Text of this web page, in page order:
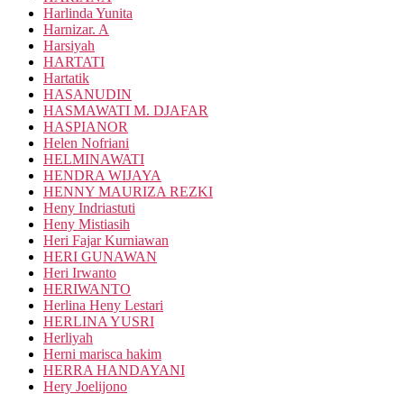
Harlinda Yunita
Harnizar. A
Harsiyah
HARTATI
Hartatik
HASANUDIN
HASMAWATI M. DJAFAR
HASPIANOR
Helen Nofriani
HELMINAWATI
HENDRA WIJAYA
HENNY MAURIZA REZKI
Heny Indriastuti
Heny Mistiasih
Heri Fajar Kurniawan
HERI GUNAWAN
Heri Irwanto
HERIWANTO
Herlina Heny Lestari
HERLINA YUSRI
Herliyah
Herni marisca hakim
HERRA HANDAYANI
Hery Joelijono